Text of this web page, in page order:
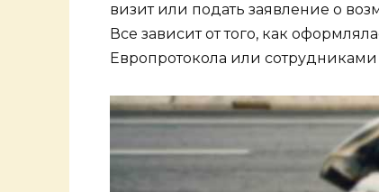
визит или подать заявление о
Все зависит от того, как
Европротокола или